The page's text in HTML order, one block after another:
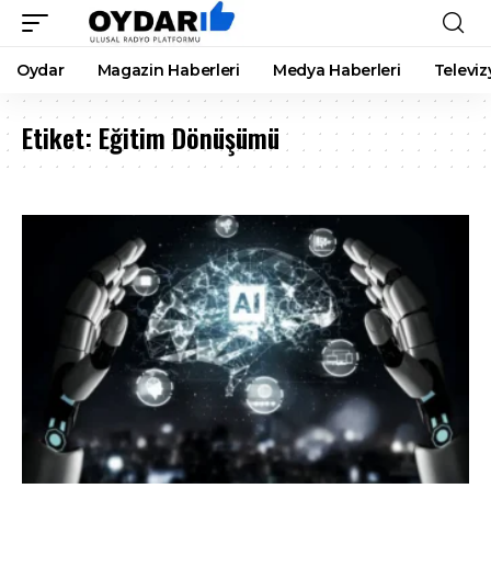
Oydar Magazin Haberleri Medya Haberleri
Etiket: Eğitim Dönüşümü